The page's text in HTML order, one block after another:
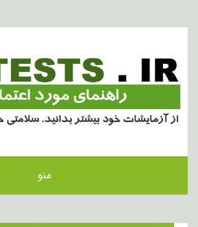
منو